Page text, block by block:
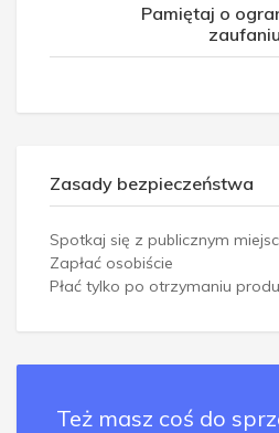
Pamiętaj o
Zasady bezpieczeństwa
Spotkaj się z publicznym
Zapłać osobiście
Płać tylko po otrzymaniu
Też masz coś do